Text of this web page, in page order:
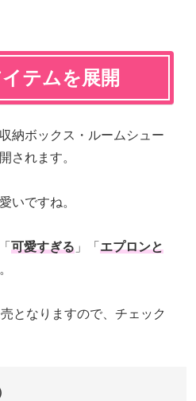
テムを展開
納ボックス・ルームシュー
されます。
いですね。
可愛すぎる 」「 エプロンと
となりますので、チェック